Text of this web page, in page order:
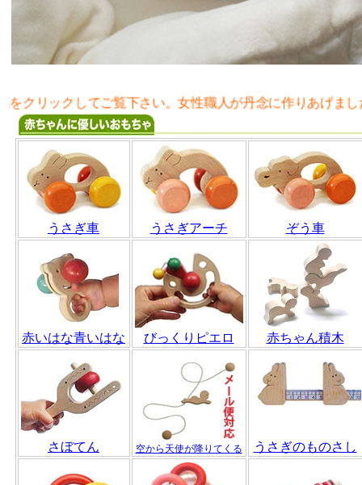
覧下さい。女性職人が丹念に作りあげました。
うさぎ車 うさぎアーチ ぞう車
赤いはな青いはな びっくりピエロ 赤ちゃん積木
さぼてん 空から天使が降りてくる うさぎのものさし